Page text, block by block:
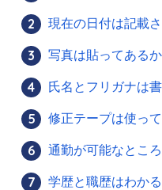
現在の日付は記載
写真は貼ってあるか
氏名とフリガナは
修正テープは使っ
通勤が可能なとこ
学歴と職歴はわか